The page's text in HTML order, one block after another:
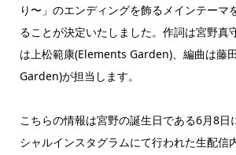
り〜」のエンディングを飾るメインテーマ
ることが決定いたしました。作詞は宮野真
は上松範康(Elements Garden)、編曲は藤
Garden)が担当します。
こちらの情報は宮野の誕生日である6月8日
シャルインスタグラムにて行われた生配信